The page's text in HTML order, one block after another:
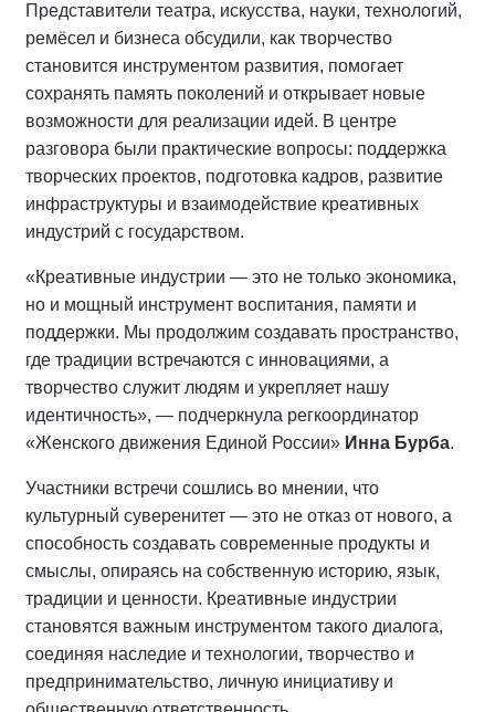
Представители театра, искусства, науки, технологий,
ремёсел и бизнеса обсудили, как творчество
становится инструментом развития, помогает
сохранять память поколений и открывает новые
возможности для реализации идей. В центре
разговора были практические вопросы: поддержка
творческих проектов, подготовка кадров, развитие
инфраструктуры и взаимодействие креативных
индустрий с государством.
«Креативные индустрии — это не только экономика,
но и мощный инструмент воспитания, памяти и
поддержки. Мы продолжим создавать пространство,
где традиции встречаются с инновациями, а
творчество служит людям и укрепляет нашу
идентичность», — подчеркнула регкоординатор
«Женского движения Единой России» Инна Бурба.
Участники встречи сошлись во мнении, что
культурный суверенитет — это не отказ от нового, а
способность создавать современные продукты и
смыслы, опираясь на собственную историю, язык,
традиции и ценности. Креативные индустрии
становятся важным инструментом такого диалога,
соединяя наследие и технологии, творчество и
предпринимательство, личную инициативу и